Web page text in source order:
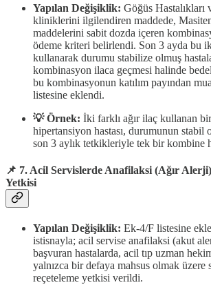
Yapılan Değişiklik: Göğüs
kliniklerini ilgilendiren maddede,
maddelerini sabit dozda içeren
ödeme kriteri belirlendi. Son 3 ayda bu
kullanarak durumu stabilize olmuş
kombinasyon ilaca geçmesi halinde
bu kombinasyonun katılım payından
listesine eklendi.
💡 Örnek: İki farklı ağır ilaç kullanan
hipertansiyon hastası, durumunun stabil
son 3 aylık tetkikleriyle tek bir kombine
📌 7. Acil Servislerde Anafilaksi (Ağır
Yetkisi
Yapılan Değişiklik: Ek-4/F listesine
istisnayla; acil servise anafilaksi (akut
başvuran hastalarda, acil tıp uzman
yalnızca bir defaya mahsus olmak üzere
reçeteleme yetkisi verildi.